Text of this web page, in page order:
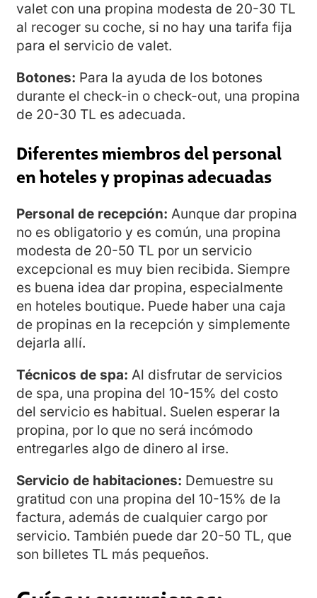
valet con una propina modesta de 20-30 TL
al recoger su coche, si no hay una tarifa fija
para el servicio de valet.
Botones: Para la ayuda de los botones
durante el check-in o check-out, una propina
de 20-30 TL es adecuada.
Diferentes miembros del personal
en hoteles y propinas adecuadas
Personal de recepción: Aunque dar propina
no es obligatorio y es común, una propina
modesta de 20-50 TL por un servicio
excepcional es muy bien recibida. Siempre
es buena idea dar propina, especialmente
en hoteles boutique. Puede haber una caja
de propinas en la recepción y simplemente
dejarla allí.
Técnicos de spa: Al disfrutar de servicios
de spa, una propina del 10-15% del costo
del servicio es habitual. Suelen esperar la
propina, por lo que no será incómodo
entregarles algo de dinero al irse.
Servicio de habitaciones: Demuestre su
gratitud con una propina del 10-15% de la
factura, además de cualquier cargo por
servicio. También puede dar 20-50 TL, que
son billetes TL más pequeños.